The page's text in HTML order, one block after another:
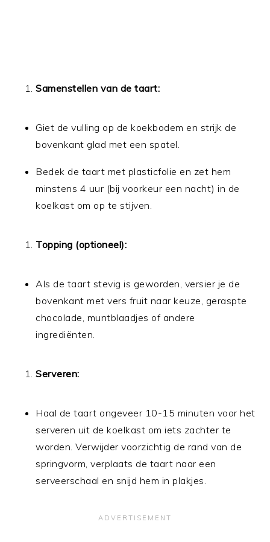
Samenstellen van de taart:
Giet de vulling op de koekbodem en strijk de
bovenkant glad met een spatel.
Bedek de taart met plasticfolie en zet hem
minstens 4 uur (bij voorkeur een nacht) in de
koelkast om op te stijven.
Topping (optioneel):
Als de taart stevig is geworden, versier je de
bovenkant met vers fruit naar keuze, geraspte
chocolade, muntblaadjes of andere
ingrediënten.
Serveren:
Haal de taart ongeveer 10-15 minuten voor het
serveren uit de koelkast om iets zachter te
worden. Verwijder voorzichtig de rand van de
springvorm, verplaats de taart naar een
serveerschaal en snijd hem in plakjes.